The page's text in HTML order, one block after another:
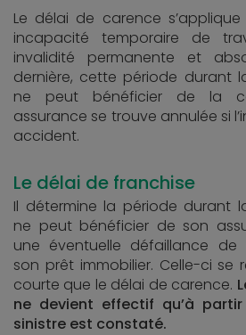
Le délai de carence
incapacité temporaire de
invalidité permanente et
dernière, cette période durant
ne peut bénéficier de la
assurance se trouve annulée si
accident.
Le délai de franchise
Il détermine la période durant
ne peut bénéficier de son
une éventuelle défaillance de
son prêt immobilier. Celle-ci se
courte que le délai de carence.
ne devient effectif qu’à
sinistre est constaté.